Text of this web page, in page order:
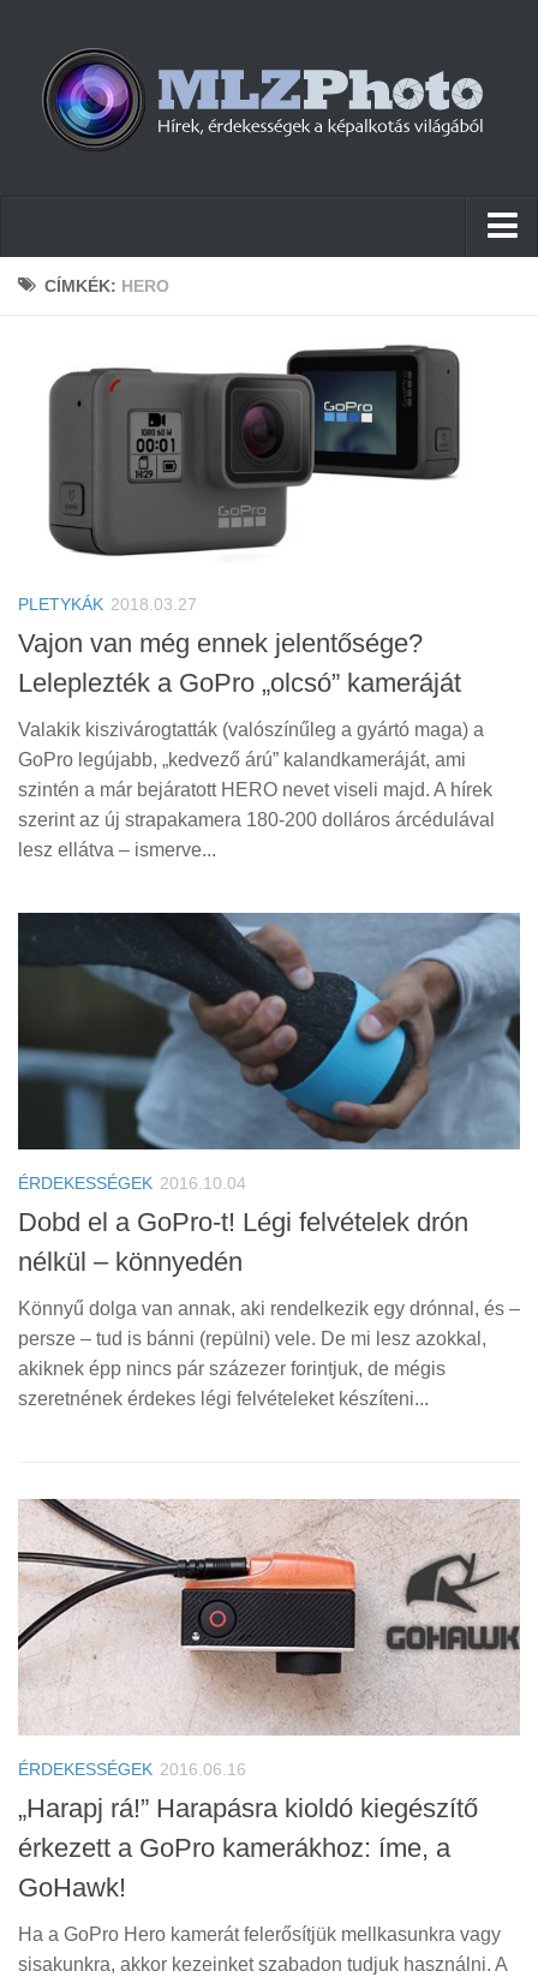
Hírek
Cikkek
Szoftver
Tudástár
Tanácsok
Érdekességek
Helyszíni Riport
E-BB
CÍMKÉK: HERO
PLETYKÁK 2018.03.27
Vajon van még ennek jelentősége?
Leleplezték a GoPro „olcsó” kameráját
Valakik kiszivárogtatták (valószínűleg a gyártó maga) a
GoPro legújabb, „kedvező árú” kalandkameráját, ami
szintén a már bejáratott HERO nevet viseli majd. A hírek
szerint az új strapakamera 180-200 dolláros árcédulával
lesz ellátva – ismerve...
ÉRDEKESSÉGEK 2016.10.04
Dobd el a GoPro-t! Légi felvételek drón
nélkül – könnyedén
Könnyű dolga van annak, aki rendelkezik egy drónnal, és –
persze – tud is bánni (repülni) vele. De mi lesz azokkal,
akiknek épp nincs pár százezer forintjuk, de mégis
szeretnének érdekes légi felvételeket készíteni...
ÉRDEKESSÉGEK 2016.06.16
„Harapj rá!” Harapásra kioldó kiegészítő
érkezett a GoPro kamerákhoz: íme, a
GoHawk!
Ha a GoPro Hero kamerát felerősítjük mellkasunkra vagy
sisakunkra, akkor kezeinket szabadon tudjuk használni. A